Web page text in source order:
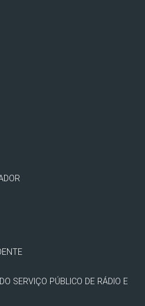
SERVIÇO PÚBLICO DE RÁDIO E